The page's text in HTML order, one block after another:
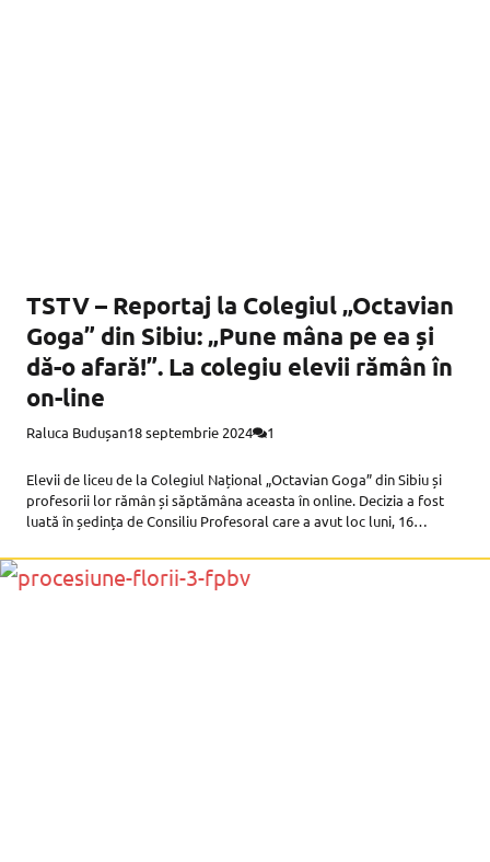
TSTV – Reportaj la Colegiul „Octavian
Goga” din Sibiu: „Pune mâna pe ea și
dă-o afară!”. La colegiu elevii rămân în
on-line
Raluca Budușan18 septembrie 2024 1
Elevii de liceu de la Colegiul Național „Octavian Goga” din Sibiu și
profesorii lor rămân și săptămâna aceasta în online. Decizia a fost
luată în ședința de Consiliu Profesoral care a avut loc luni, 16